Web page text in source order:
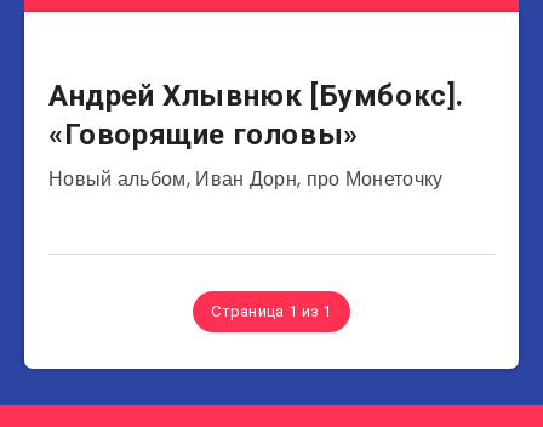
Музыканты
Андрей Хлывнюк [Бумбокс].
«Говорящие головы»
Новый альбом, Иван Дорн, про Монеточку
Страница 1 из 1